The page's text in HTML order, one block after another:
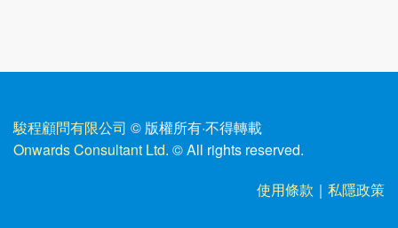
駿程顧問有限公司 © 版權所有·不得轉載
Onwards Consultant Ltd. © All rights reserved.
使用條款 ｜ 私隱政策